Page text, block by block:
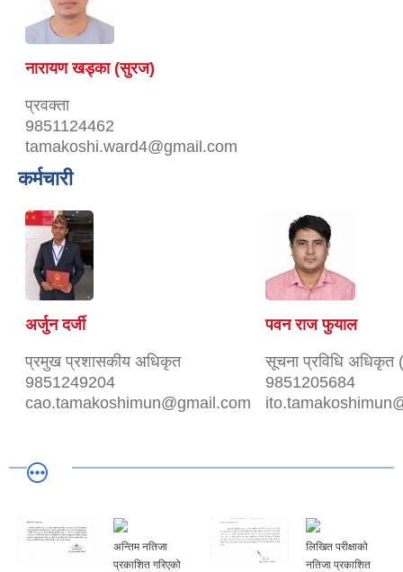
नारायण खड्का (सुरज)
प्रवक्ता
9851124462
tamakoshi.ward4@gmail.com
कर्मचारी
अर्जुन दर्जी
प्रमुख प्रशासकीय अधिकृत
9851249204
cao.tamakoshimun@gmail.com
पवन राज फुयाल
सूचना प्रविधि अधिकृत
9851205684
अन्तिम नतिजा
प्रकाशित गरिएको
लिखित परीक्षाको
नतिजा प्रकाशित